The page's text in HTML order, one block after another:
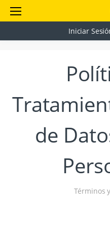
Iniciar
de
Términos